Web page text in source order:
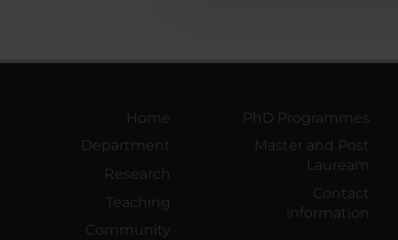
Home
Department
Research
Teaching
Community
PhD Programmes
Master and Post
Lauream
Contact
information